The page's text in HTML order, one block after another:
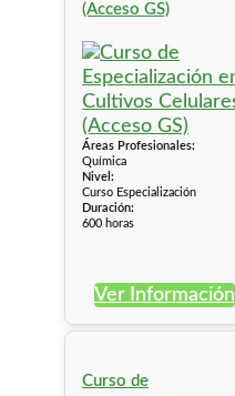
(Acceso GS)
Áreas Profesionales:
Química
Nivel:
Curso Especialización
Duración:
600 horas
Ver Información
Curso de